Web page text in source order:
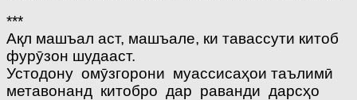
***
Ақл машъал аст, машъале, ки тавассути китоб
фурӯзон шудааст.
Устодону омӯзгорони муассисаҳои таълимӣ
метавонанд китобро дар раванди дарсҳо